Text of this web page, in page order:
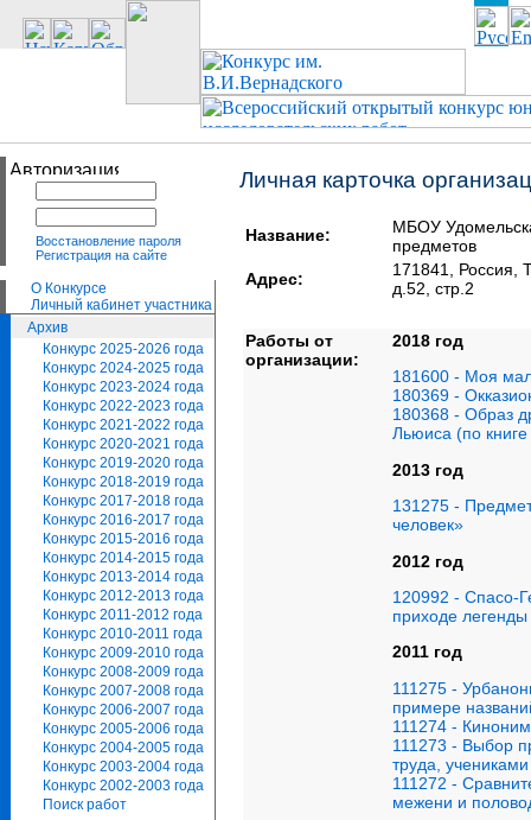
Восстановление пароля
Регистрация на сайте
О Конкурсе
Личный кабинет участника
Архив
Конкурс 2025-2026 года
Конкурс 2024-2025 года
Конкурс 2023-2024 года
Конкурс 2022-2023 года
Конкурс 2021-2022 года
Конкурс 2020-2021 года
Конкурс 2019-2020 года
Конкурс 2018-2019 года
Конкурс 2017-2018 года
Конкурс 2016-2017 года
Конкурс 2015-2016 года
Конкурс 2014-2015 года
Конкурс 2013-2014 года
Конкурс 2012-2013 года
Конкурс 2011-2012 года
Конкурс 2010-2011 года
Конкурс 2009-2010 года
Конкурс 2008-2009 года
Конкурс 2007-2008 года
Конкурс 2006-2007 года
Конкурс 2005-2006 года
Конкурс 2004-2005 года
Конкурс 2003-2004 года
Конкурс 2002-2003 года
Поиск работ
Личная карточка
Название:
МБОУ
предметов
Адрес:
171841,
д.52, стр.2
Работы от
организации:
2018 год
181600 - Моя
180369 -
180368 - Образ
Льюиса (по
2013 год
131275 -
человек»
2012 год
120992 - Спасо-
приходе легенды
2011 год
111275 -
примере
111274 -
111273 - Выбор
труда,
111272 -
межени и